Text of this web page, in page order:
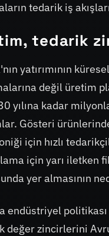
tedarik iş
tedarik
yatırımının
değil üretim
yılına kadar
Gösteri
için hızlı
için yarı iletken
yer almasının
endüstriyel politikası
değer zincirlerini